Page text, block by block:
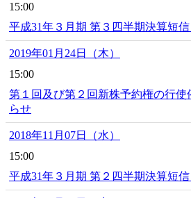
15:00
平成31年３月期 第３四半期決算短信
2019年01月24日（木）
15:00
第１回及び第２回新株予約権の行使
らせ
2018年11月07日（水）
15:00
平成31年３月期 第２四半期決算短信